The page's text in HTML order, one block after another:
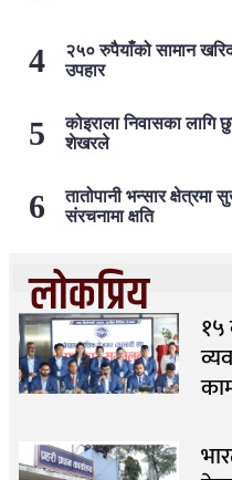
२५० रुपैयाँको सामान
उपहार
कोइराला निवासका लागि
शेखरले
तातोपानी भन्सार क्षेत्रमा
संरचनामा क्षति
लोकप्रिय १५